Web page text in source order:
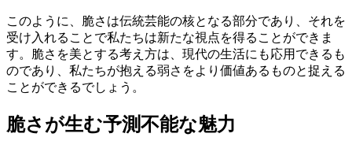
このように、脆さは伝統芸能の核となる部分であり、それを
受け入れることで私たちは新たな視点を得ることができま
す。脆さを美とする考え方は、現代の生活にも応用できるも
のであり、私たちが抱える弱さをより価値あるものと捉える
ことができるでしょう。
脆さが生む予測不能な魅力